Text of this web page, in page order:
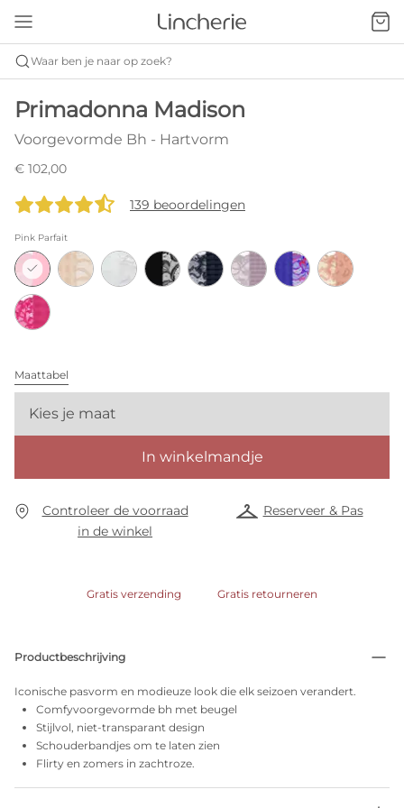
Waar ben je naar op zoek?
Primadonna Madison
Voorgevormde Bh - Hartvorm
€ 102,00
139 beoordelingen
Pink Parfait
Maattabel
Kies je maat
In winkelmandje
Controleer de voorraad
in de winkel
Reserveer & Pas
Gratis verzending Gratis retourneren
Productbeschrijving
Iconische pasvorm en modieuze look die elk seizoen verandert.
Comfyvoorgevormde bh met beugel
Stijlvol, niet-transparant design
Schouderbandjes om te laten zien
Flirty en zomers in zachtroze.